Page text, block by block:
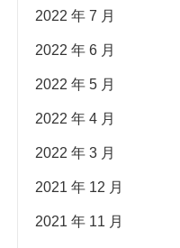
2022 年 7 月
2022 年 6 月
2022 年 5 月
2022 年 4 月
2022 年 3 月
2021 年 12 月
2021 年 11 月